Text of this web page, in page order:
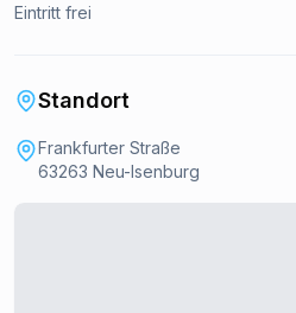
Eintritt frei
Standort
Frankfurter Straße
63263 Neu-Isenburg